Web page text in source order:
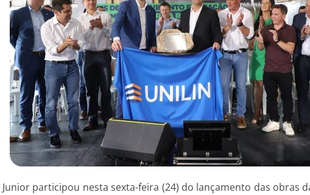
participou nesta sexta-feira (24) do lançamento das obras